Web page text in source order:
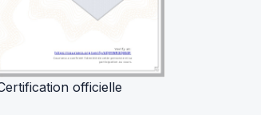
officielle